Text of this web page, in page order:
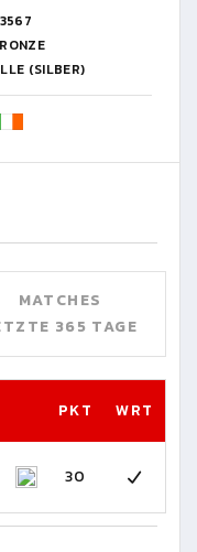
(SILBER)
MATCHES
365 TAGE
PKT WRT
30